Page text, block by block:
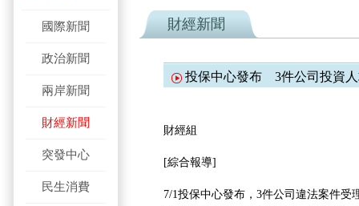
國際新聞
政治新聞
兩岸新聞
財經新聞
突發中心
民生消費
財經新聞
投保中心發布 3件公司投資
財經組
[綜合報導]
7/1投保中心發布，3件公司違法案件受